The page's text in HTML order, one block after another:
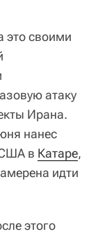
это своими
атаку
Ирана.
нанес
в Катаре,
идти
этого